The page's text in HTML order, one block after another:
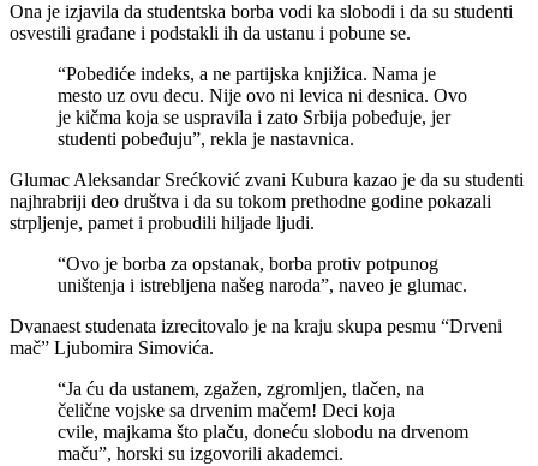
Ona je izjavila da studentska borba vodi ka slobodi i da su studenti
osvestili građane i podstakli ih da ustanu i pobune se.
“Pobediće indeks, a ne partijska knjižica. Nama je
mesto uz ovu decu. Nije ovo ni levica ni desnica. Ovo
je kičma koja se uspravila i zato Srbija pobeđuje, jer
studenti pobeđuju”, rekla je nastavnica.
Glumac Aleksandar Srećković zvani Kubura kazao je da su studenti
najhrabriji deo društva i da su tokom prethodne godine pokazali
strpljenje, pamet i probudili hiljade ljudi.
“Ovo je borba za opstanak, borba protiv potpunog
uništenja i istrebljena našeg naroda”, naveo je glumac.
Dvanaest studenata izrecitovalo je na kraju skupa pesmu “Drveni
mač” Ljubomira Simovića.
“Ja ću da ustanem, zgažen, zgromljen, tlačen, na
čelične vojske sa drvenim mačem! Deci koja
cvile, majkama što plaču, doneću slobodu na drvenom
maču”, horski su izgovorili akademci.